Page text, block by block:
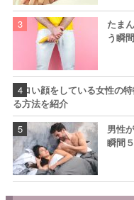
たま
う瞬
エロい顔をしている女性の
る方法を紹介
男性
瞬間